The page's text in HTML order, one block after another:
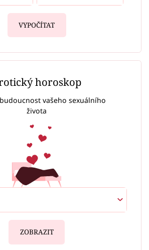
VYPOČÍTAT
horoskop
vašeho sexuálního
života
ZOBRAZIT